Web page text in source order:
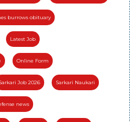
burrows obituary
Latest Job
Online Form
Job 2026 Sarkari Naukari
news